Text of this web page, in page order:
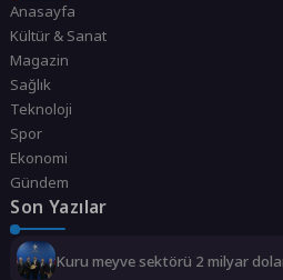
Anasayfa
Kültür & Sanat
Magazin
Sağlık
Teknoloji
Spor
Ekonomi
Gündem
Son Yazılar
Kuru meyve sektörü 2 milyar